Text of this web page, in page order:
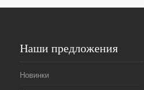
Наши предложения
Новинки